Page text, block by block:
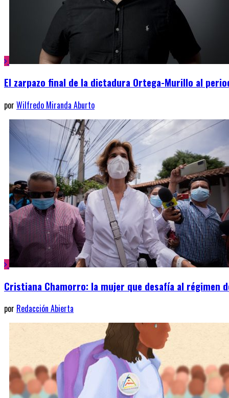
El zarpazo final de la dictadura Ortega-Murillo al
por Wilfredo Miranda Aburto
Cristiana Chamorro: la mujer que desafía al régimen
por Redacción Abierta